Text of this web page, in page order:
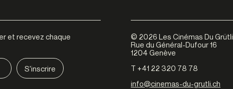
et recevez chaque
© 2026 Les Cinémas Du Grütli
Rue du Général-Dufour 16
1204 Genève
T +41 22 320 78 78
info@cinemas-du-grutli.ch